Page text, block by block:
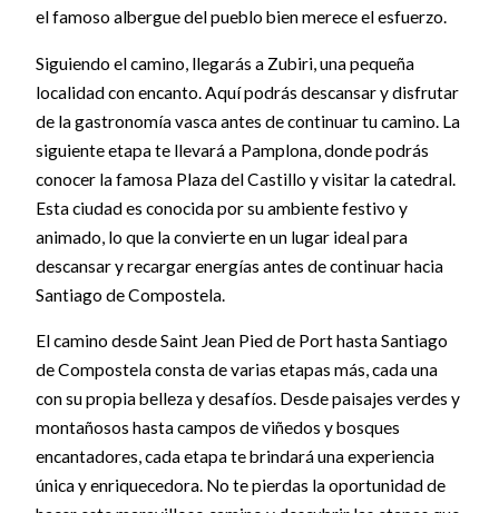
el famoso albergue del pueblo bien merece el esfuerzo.
Siguiendo el camino, llegarás a Zubiri, una pequeña
localidad con encanto. Aquí podrás descansar y disfrutar
de la gastronomía vasca antes de continuar tu camino. La
siguiente etapa te llevará a Pamplona, donde podrás
conocer la famosa Plaza del Castillo y visitar la catedral.
Esta ciudad es conocida por su ambiente festivo y
animado, lo que la convierte en un lugar ideal para
descansar y recargar energías antes de continuar hacia
Santiago de Compostela.
El camino desde Saint Jean Pied de Port hasta Santiago
de Compostela consta de varias etapas más, cada una
con su propia belleza y desafíos. Desde paisajes verdes y
montañosos hasta campos de viñedos y bosques
encantadores, cada etapa te brindará una experiencia
única y enriquecedora. No te pierdas la oportunidad de